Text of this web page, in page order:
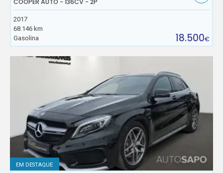
COOPER AUTO - 136CV - 2P
2017
68.146 km
Gasolina
18.500€
EM DESTAQUE